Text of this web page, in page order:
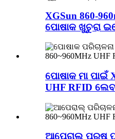
XGSun 860-
ପୋଷାକ ଖୁଚୁରା
ପୋଷାକ ମା ପାଇଁ
UHF RFID
ଆପେରାଲ ପୁରୁଷ